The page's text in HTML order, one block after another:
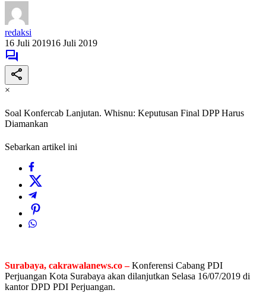
redaksi
16 Juli 201916 Juli 2019
×
Soal Konfercab Lanjutan. Whisnu: Keputusan Final DPP Harus
Diamankan
Sebarkan artikel ini
Surabaya, cakrawalanews.co – Konferensi Cabang PDI
Perjuangan Kota Surabaya akan dilanjutkan Selasa 16/07/2019 di
kantor DPD PDI Perjuangan.